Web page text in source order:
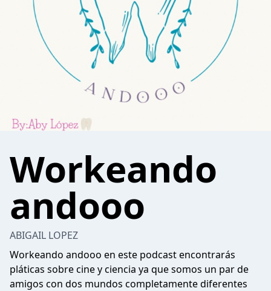
Workeando
andooo
ABIGAIL LOPEZ
Workeando andooo en este podcast encontrarás
pláticas sobre cine y ciencia ya que somos un par de
amigos con dos mundos completamente diferentes